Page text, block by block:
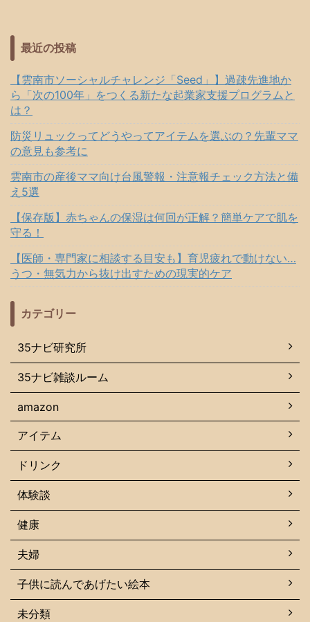
最近の投稿
【雲南市ソーシャルチャレンジ「Seed」】過疎先進地か
ら「次の100年」をつくる新たな起業家支援プログラムと
は？
防災リュックってどうやってアイテムを選ぶの？先輩ママ
の意見も参考に
雲南市の産後ママ向け台風警報・注意報チェック方法と備
え5選
【保存版】赤ちゃんの保湿は何回が正解？簡単ケアで肌を
守る！
【医師・専門家に相談する目安も】育児疲れで動けない…
うつ・無気力から抜け出すための現実的ケア
カテゴリー
35ナビ研究所
35ナビ雑談ルーム
amazon
アイテム
ドリンク
体験談
健康
夫婦
子供に読んであげたい絵本
未分類